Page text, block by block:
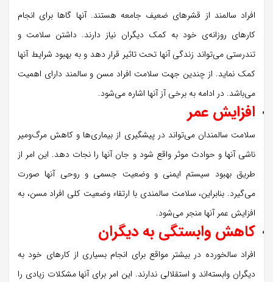
افراد سالمند از قشرهای ضعیف جامعه هستند. آنها گاها برای انجام
کارهای روزانه‌ی خود به کمک دیگران نیاز دارند. داشتن سلامت و
تندرستی می‌تواند زندگی آنها تحت تاثیر قرار دهد و به بهبود شرایط آنها
کمک نماید. از چندین جهت سلامت افراد مسن و سالمند دارای اهمیت
می‌باشد. در ادامه به برخی آز آنها اشاره می‌شود.
افزایش عمر
سلامت سالمندان می‌تواند در پیشگیری از بیماری‌ها و کاهش مرگ‌ومیر
ناشی آنها و حوادث موثر واقع شود و جان آنها را نجات دهد. این امر از
طریق بهبود سیستم ایمنی و وضعیت جسمی و روحی آنها صورت
می‌گیرد. بنابراین، سلامت سالمندی با ارتقاء وضعیت کلی افراد مسن، به
افزایش عمر آنها منجر می‌شود.
کاهش وابستگی به دیگران
افراد سالخورده در بیشتر مواقع برای انجام بسیاری از کارهای خود به
دیگران وابسته‌اند و استقلالی ندارند. این امر برای آنها مشکلات زیادی را